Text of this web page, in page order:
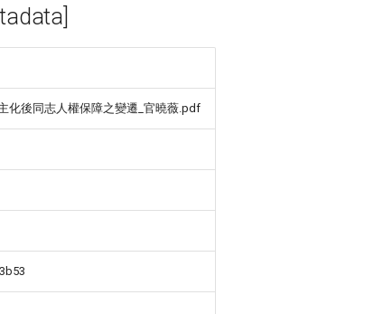
化後同志人權保障之變遷_官曉薇.pdf